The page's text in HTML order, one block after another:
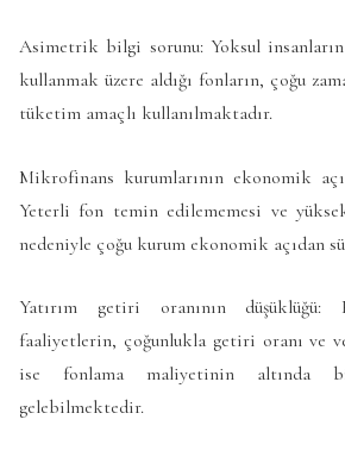
Asimetrik bilgi sorunu: Yoksul
kullanmak üzere aldığı fonların, çoğu
tüketim amaçlı kullanılmaktadır.
Mikrofinans kurumlarının ekonomik
Yeterli fon temin edilememesi ve
nedeniyle çoğu kurum ekonomik açıdan
Yatırım getiri oranının düşüklüğü:
faaliyetlerin, çoğunlukla getiri oranı ve
ise fonlama maliyetinin altında
gelebilmektedir.